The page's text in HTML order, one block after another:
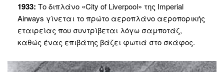
1933: Το διπλάνο «City of Liverpool» της Imperial
Airways γίνεται το πρώτο αεροπλάνο αεροπορικής
εταιρείας που συντρίβεται λόγω σαμποτάζ,
καθώς ένας επιβάτης βάζει φωτιά στο σκάφος.